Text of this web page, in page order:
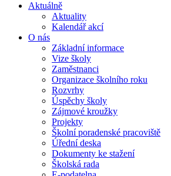
Aktuálně
Aktuality
Kalendář akcí
O nás
Základní informace
Vize školy
Zaměstnanci
Organizace školního roku
Rozvrhy
Úspěchy školy
Zájmové kroužky
Projekty
Školní poradenské pracoviště
Úřední deska
Dokumenty ke stažení
Školská rada